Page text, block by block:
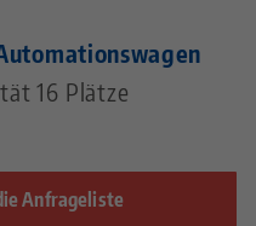
16 Plätze
Anfrageliste